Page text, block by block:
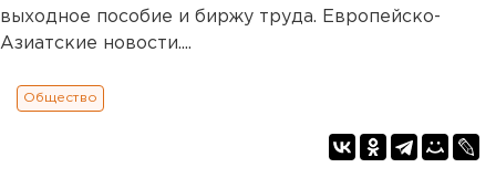
выходное пособие и биржу труда. Европейско-
Азиатские новости....
Общество